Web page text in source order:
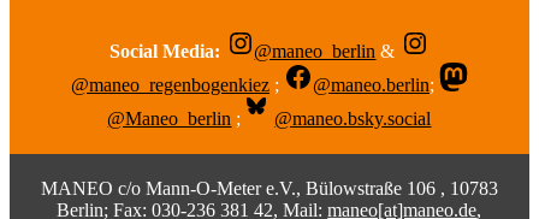
Social Media: @maneo_berlin &
@maneo_regenbogenkiez ; @maneo.berlin;
@Maneo_berlin ; @maneo.bsky.social
MANEO c/o Mann-O-Meter e.V., Bülowstraße 106 , 10783
Berlin; Fax: 030-236 381 42, Mail:maneo[at]maneo.de,